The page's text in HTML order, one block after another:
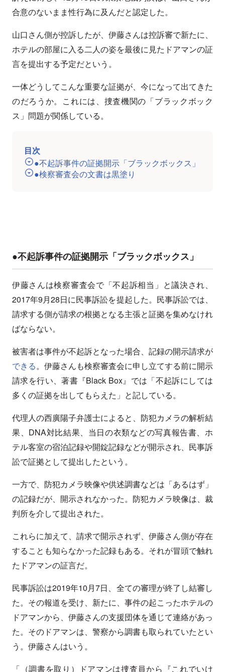
合意のないまま性行為に及んだと認定した。
山口さん側が控訴したが、伊藤さんは控訴審で新たに、
ホテルの部屋に入る二人の姿を最後に見たドアマンの証
言を提出する予定だという。
一体どうしてこんな重要な証拠が、今になって出てきた
のだろうか。これには、捜査機関の「ブラックボック
ス」問題が関係している。
目次
●不起訴事件の証拠開示「ブラックボックス」
●検察審査会の文書は黒塗り
●不起訴事件の証拠開示「ブラックボックス」
伊藤さんは検察審査会で「不起訴相当」と議決され、
2017年9月28日に民事訴訟を提起した。民事訴訟では、
請求する側が請求の根拠となる主張と証拠を集めなけれ
ばならない。
被害者は事件が不起訴となった場合、記録の開示請求が
できる。伊藤さんも検察審査会に申し立てする前に開示
請求を行い、著書『Black Box』では「不起訴にしては
多くの証拠を出してもらえた」と記している。
代理人の西廣陽子弁護士によると、防犯カメラの解析結
果、DNA対比結果、当日の衣類などの写真報告書、ホ
テル客室の宿泊記録や開錠記録などが開示され、民事訴
訟で証拠として提出したという。
一方で、防犯カメラ映像や供述調書などは「あるはず」
の記録だが、開示されなかった。防犯カメラ映像は、裁
判所を介して提出された。
これらに加えて、請求で開示されず、伊藤さん側が存在
することも知らなかった記録もある。それが冒頭で触れ
たドアマンの証言だ。
民事訴訟は2019年10月7日、全ての審理が終了し結審し
た。その報道を受け、新たに、事件の起こったホテルの
ドアマンから、伊藤さんの支援団体を通じて連絡があっ
た。そのドアマンは、警察から調書も取られていたとい
う。伊藤さんはいう。
「（調書を取り）ドアマンは捜査員から『これでいけ